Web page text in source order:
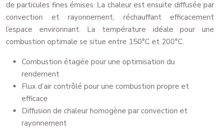
de particules fines émises. La chaleur est ensuite diffusée par
convection et rayonnement, réchauffant efficacement
l’espace environnant. La température idéale pour une
combustion optimale se situe entre 150°C et 200°C.
Combustion étagée pour une optimisation du
rendement
Flux d’air contrôlé pour une combustion propre et
efficace
Diffusion de chaleur homogène par convection et
rayonnement